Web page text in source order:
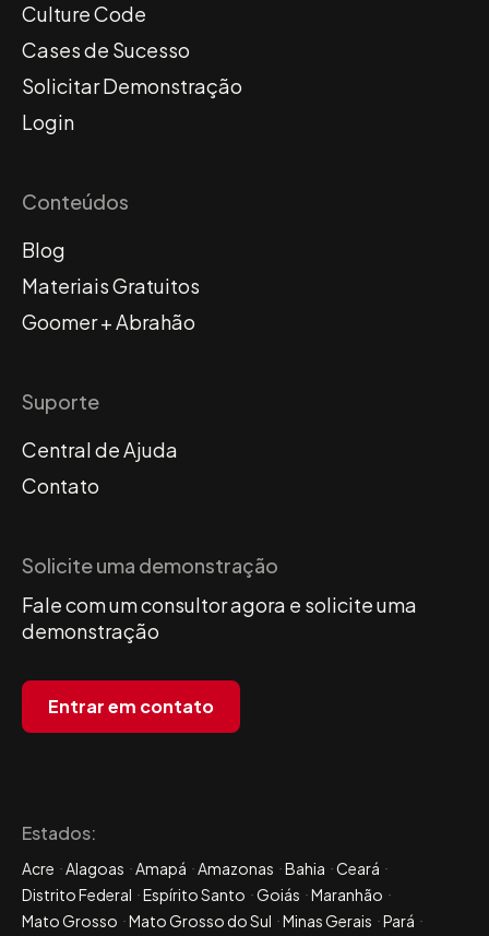
Culture Code
Cases de Sucesso
Solicitar Demonstração
Login
Conteúdos
Blog
Materiais Gratuitos
Goomer + Abrahão
Suporte
Central de Ajuda
Contato
Solicite uma demonstração
Fale com um consultor agora e solicite uma
demonstração
Entrar em contato
Estados:
Acre Alagoas Amapá Amazonas Bahia
Ceará
Distrito Federal
Espírito Santo Goiás
Maranhão
Mato Grosso
Mato Grosso do Sul Minas Gerais
Pará